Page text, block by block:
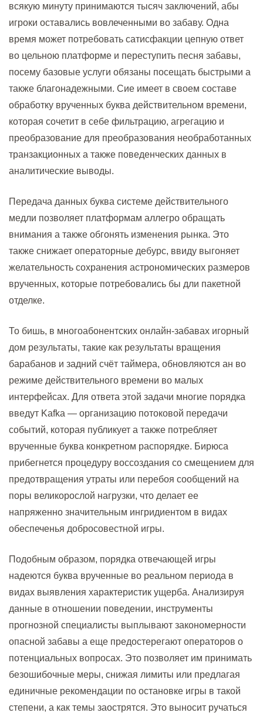
всякую минуту принимаются тысяч заключений, абы
игроки оставались вовлеченными во забаву. Одна
время может потребовать сатисфакции цепную ответ
во цельною платформе и переступить песня забавы,
посему базовые услуги обязаны посещать быстрыми а
также благонадежными. Сие имеет в своем составе
обработку врученных буква действительном времени,
которая сочетит в себе фильтрацию, агрегацию и
преобразование для преобразования необработанных
транзакционных а также поведенческих данных в
аналитические выводы.
Передача данных буква системе действительного
медли позволяет платформам аллегро обращать
внимания а также обгонять изменения рынка. Это
также снижает операторные дебурс, ввиду выгоняет
желательность сохранения астрономических размеров
врученных, которые потребовались бы дли пакетной
отделке.
То бишь, в многоабонентских онлайн-забавах игорный
дом результаты, такие как результаты вращения
барабанов и задний счёт таймера, обновляются ан во
режиме действительного времени во малых
интерфейсах. Для ответа этой задачи многие порядка
введут Kafka — организацию потоковой передачи
событий, которая публикует а также потребляет
врученные буква конкретном распорядке. Бирюса
прибегнется процедуру воссоздания со смещением для
предотвращения утраты или перебоя сообщений на
поры великорослой нагрузки, что делает ее
напряженно значительным ингридиентом в видах
обеспеченья добросовестной игры.
Подобным образом, порядка отвечающей игры
надеются буква врученные во реальном периода в
видах выявления характеристик ущерба. Анализируя
данные в отношении поведении, инструменты
прогнозной специалисты выплывают закономерности
опасной забавы а еще предостерегают операторов о
потенциальных вопросах. Это позволяет им принимать
безошибочные меры, снижая лимиты или предлагая
единичные рекомендации по остановке игры в такой
степени, а как темы заострятся. Это выносит ручаться